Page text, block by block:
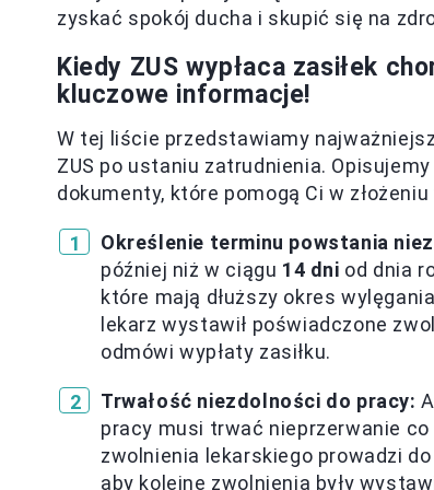
zyskać spokój ducha i skupić się na
Kiedy ZUS wypłaca zasiłek
kluczowe informacje!
W tej liście przedstawiamy
ZUS po ustaniu zatrudnienia.
dokumenty, które pomogą Ci w
Określenie terminu powstania
później niż w ciągu 14 dni od dnia
które mają dłuższy okres
lekarz wystawił poświadczone
odmówi wypłaty zasiłku.
Trwałość niezdolności do pracy:
pracy musi trwać nieprzerwanie co
zwolnienia lekarskiego prowadzi
aby kolejne zwolnienia były